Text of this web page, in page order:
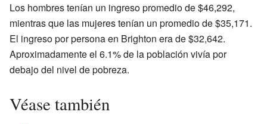
Los hombres tenían un ingreso promedio de $46,292,
mientras que las mujeres tenían un promedio de $35,171.
El ingreso por persona en Brighton era de $32,642.
Aproximadamente el 6.1% de la población vivía por
debajo del nivel de pobreza.
Véase también